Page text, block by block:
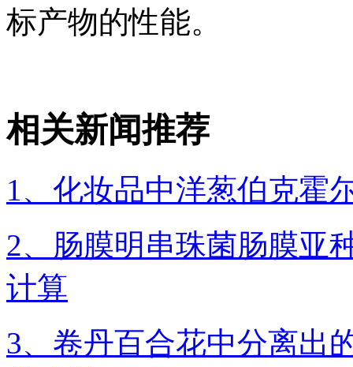
标产物的性能。
相关新闻推荐
1、化妆品中洋葱伯克霍
2、肠膜明串珠菌肠膜亚
计算
3、卷丹百合花中分离出